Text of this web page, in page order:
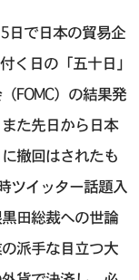
日で日本の貿易企
く日の「五十日」
FOMC）の結果発
た先日から日本
撤回はされたも
ツイッター話題入
田総裁への世論
派手な目立つ大